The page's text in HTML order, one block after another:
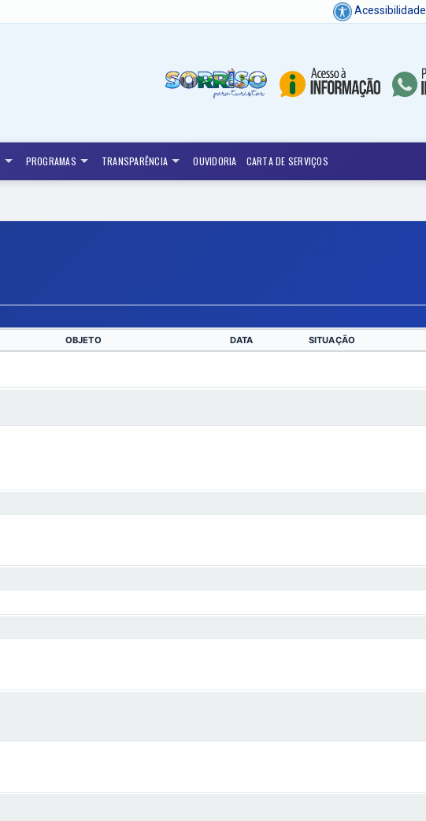
Acessibilidade
PROGRAMAS TRANSPARÊNCIA OUVIDORIA CARTA DE SERVIÇOS
OBJETO DATA SITUAÇÃO